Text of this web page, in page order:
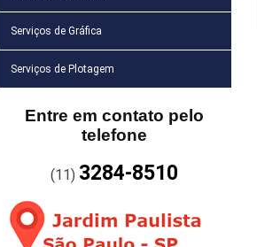
Serviços de Gráfica
Serviços de Plotagem
Entre em contato pelo
telefone
(11) 3284-8510